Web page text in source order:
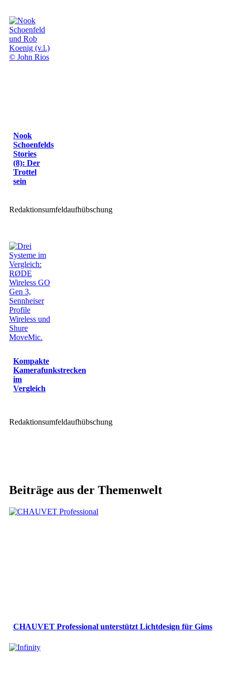
Nook
Schoenfelds
Stories
(8): Der
Trottel
sein
Redaktionsumfeldaufhübschung
Kompakte
Kamerafunkstrecken
im
Vergleich
Redaktionsumfeldaufhübschung
Beiträge aus der Themenwelt
CHAUVET Professional unterstützt Lichtdesign für Gims